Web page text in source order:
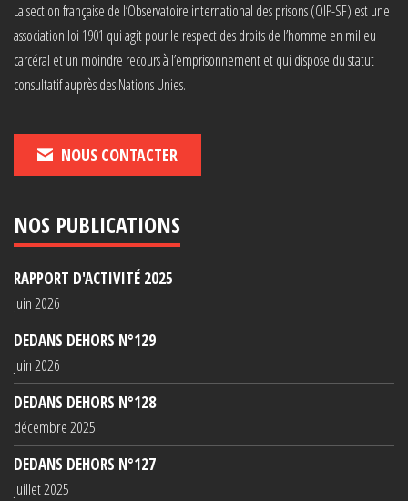
La section française de l’Observatoire international des prisons (OIP-SF) est une
association loi 1901 qui agit pour le respect des droits de l’homme en milieu
carcéral et un moindre recours à l’emprisonnement et qui dispose du statut
consultatif auprès des Nations Unies.
NOUS CONTACTER
NOS PUBLICATIONS
RAPPORT D'ACTIVITÉ 2025
juin 2026
DEDANS DEHORS N°129
juin 2026
DEDANS DEHORS N°128
décembre 2025
DEDANS DEHORS N°127
juillet 2025